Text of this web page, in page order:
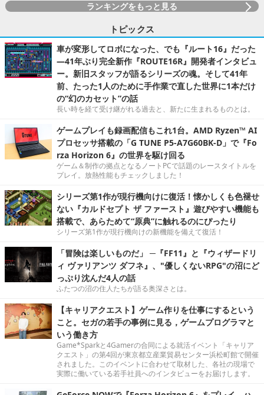
ランキングをもっと見る
トピックス
車が変形してロボになった、でも『ルート16』だった
―41年ぶり完全新作『ROUTE16R』開発者インタビュ
ー。新旧スタッフが語るシリーズの魂。そして41年
前、たった1人のために手作業で直した世界に1本だけ
の“幻のカセット”の話
長い時を経て受け継がれる過去と、新たに生まれるものとは。
ゲームプレイも録画配信もこれ1台。AMD Ryzen™ AI
プロセッサ搭載の「G TUNE P5-A7G60BK-D」で『Fo
rza Horizon 6』の世界を駆け回る
ゲーム＆制作の拠点となるノートPCで話題のレースタイトルを
プレイ。放熱性能もチェックしました！
シリーズ第1作が現行機向けに復活！懐かしくも色褪せ
ない『カルドセプト ザ ファースト』遊びやすい機能も
搭載で、あらためて“原典”に触れるのにぴったり
シリーズ第1作が現行機向けの新機能を備えて復活！
「冒険は楽しいものだ」 ─『FF11』と『ウィザードリ
ィ ヴァリアンツ ダフネ』、"優しくないRPG"の沼にど
っぷり沈んだ4人の話
ふたつの沼の住人たちが語る奥深さとは。
【キャリアクエスト】ゲーム作りを仕事にするという
こと。セガの若手の事例に見る，ゲームプログラマと
いう働き方
Game*Sparkと4Gamerの合同による就活イベント「キャリア
クエスト」の第4回が東京都立産業貿易センター浜松町館で開催
されました。このイベントに合わせて取材した、各社の現場で
実際に働いている若手社員へのインタビューをお届けします。